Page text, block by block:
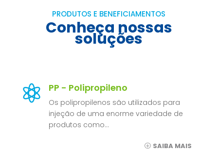
PRODUTOS E BENEFICIAMENTOS
Conheça nossas
soluções
 PP - Polipropileno
Os polipropilenos são utilizados para
injeção de uma enorme variedade de
produtos como…
SAIBA MAIS